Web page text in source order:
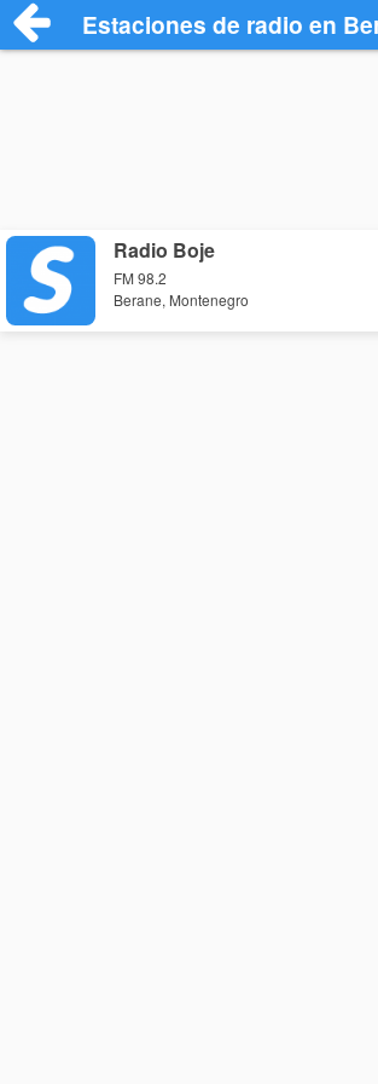
Estaciones de radio en
Radio Boje
FM 98.2
Berane, Montenegro